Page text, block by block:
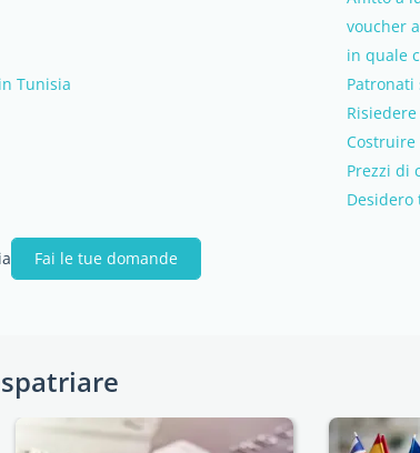
voucher
in quale
Tunisia
Prezzi di
Fai le tue domande